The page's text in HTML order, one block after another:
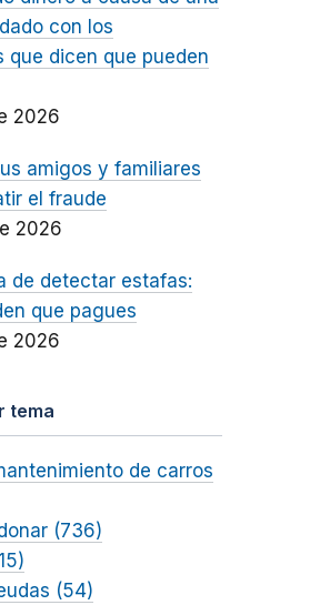
con los
que dicen que pueden
2026
amigos y familiares
el fraude
2026
de detectar estafas:
que pagues
2026
tema
de carros
(736)
(54)